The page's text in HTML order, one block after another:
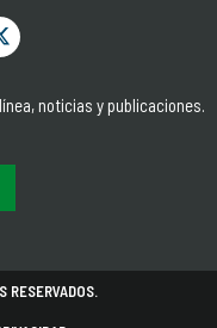
noticias y publicaciones.
RESERVADOS.